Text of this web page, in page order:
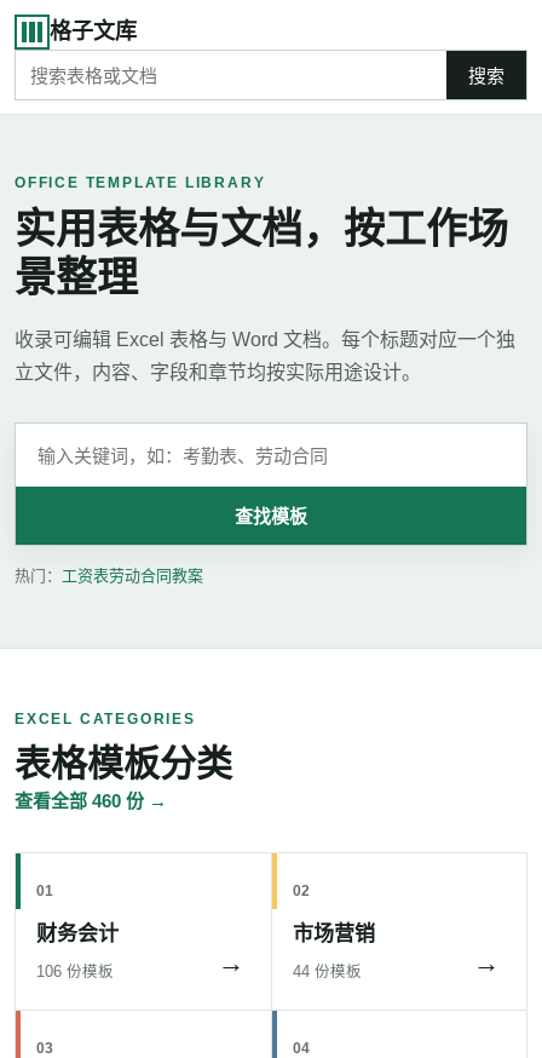
格子文库
搜索
OFFICE TEMPLATE LIBRARY
实用表格与文档，按工作场
景整理
收录可编辑 Excel 表格与 Word 文档。每个标题对应一个独
立文件，内容、字段和章节均按实际用途设计。
查找模板
热门： 工资表劳动合同教案
EXCEL CATEGORIES
表格模板分类
查看全部 460 份 →
01
财务会计
106 份模板 →
02
市场营销
44 份模板 →
03 04